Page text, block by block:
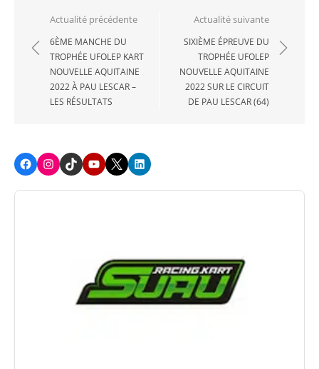
Navigation
de
l’article
Actualité précédente
6ÈME MANCHE DU
TROPHÉE UFOLEP KART
NOUVELLE AQUITAINE
2022 À PAU LESCAR –
LES RÉSULTATS
Actualité suivante
SIXIÈME ÉPREUVE DU
TROPHÉE UFOLEP
NOUVELLE AQUITAINE
2022 SUR LE CIRCUIT
DE PAU LESCAR (64)
FacebookInstagram
TikTokYoutube
X LinkedIn